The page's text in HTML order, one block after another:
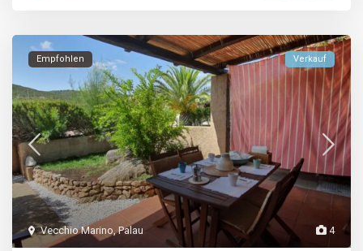
4
Vecchio Marino ,Palau
Empfohlen Verkauf